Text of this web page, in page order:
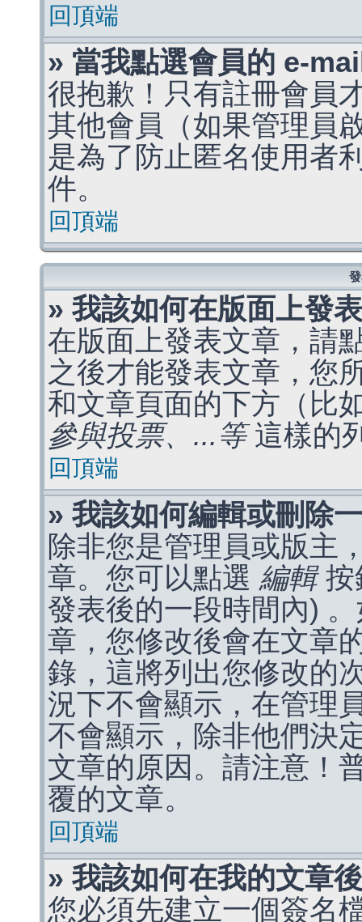
回頂端
» 當我點選會員的 e-
很抱歉！只有註冊會員
其他會員（如果管理員
是為了防止匿名使用者
件。
回頂端
» 我該如何在版面上發
在版面上發表文章，請
之後才能發表文章，您
和文章頁面的下方（比
參與投票、...等這樣的
回頂端
» 我該如何編輯或刪除
除非您是管理員或版主
章。您可以點選 編輯按
發表後的一段時間內)
章，您修改後會在文章
錄，這將列出您修改的
況下不會顯示，在管理
不會顯示，除非他們決
文章的原因。請注意！
覆的文章。
回頂端
» 我該如何在我的文章
您必須先建立一個簽名